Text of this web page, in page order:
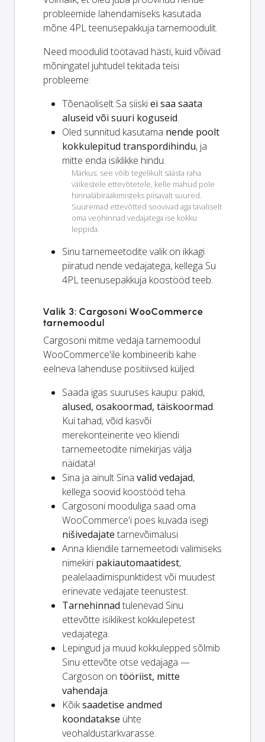
probleemide lahendamiseks kasutada
mõne 4PL teenusepakkuja tarnemoodulit.
Need moodulid töötavad hästi, kuid võivad
mõningatel juhtudel tekitada teisi
probleeme:
Tõenäoliselt Sa siiskiei saa saata
aluseid või suuri koguseid.
Oled sunnitud kasutama nende poolt
kokkulepitud transpordihindu, ja
mitte enda isiklikke hindu.
Märkus: see võib tegelikult säästa raha
väikestele ettevõtetele, kelle mahud pole
hinnaläbirääkimisteks piisavalt suured.
Suuremad ettevõtted soovivad aga tavaliselt
oma veohinnad vedajatega ise kokku
leppida.
Sinu tarnemeetodite valik on ikkagi
piiratud nende vedajatega, kellega Su
4PL teenusepakkuja koostööd teeb.
Valik 3: Cargosoni WooCommerce
tarnemoodul
Cargosoni mitme vedaja tarnemoodul
WooCommerce'ile kombineerib kahe
eelneva lahenduse positiivsed küljed:
Saada igas suuruses kaupu: pakid,
alused, osakoormad, täiskoormad.
Kui tahad, võid kasvõi
merekonteinerite veo kliendi
tarnemeetodite nimekirjas välja
näidata!
Sina ja ainult Sina valid vedajad,
kellega soovid koostööd teha.
Cargosoni mooduliga saad oma
WooCommerce'i poes kuvada isegi
nišivedajate tarnevõimalusi.
Anna kliendile tarnemeetodi valimiseks
nimekiri pakiautomaatidest,
pealelaadimispunktidest või muudest
erinevate vedajate teenustest.
Tarnehinnad tulenevad Sinu
ettevõtte isiklikest kokkulepetest
vedajatega.
Lepingud ja muud kokkulepped sõlmib
Sinu ettevõte otse vedajaga —
Cargoson on tööriist, mitte
vahendaja.
Kõiksaadetise andmed
koondatakse ühte
veohaldustarkvarasse.